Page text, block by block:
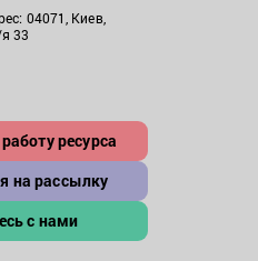
04071, Киев,
33
ресурса
на рассылку
с нами